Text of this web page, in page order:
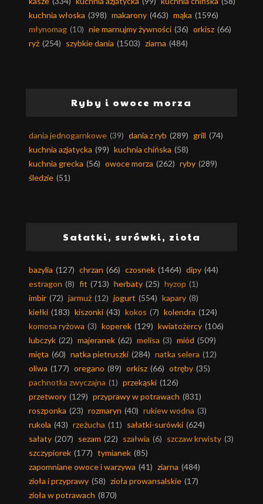
kuchnia włoska (398) makarony (463) mąka (1596)
młynomag (10) nie marnujmy żywności (36) orkisz (66)
ryż (254) szybkie dania (1503) ziarna (484)
Ryby i owoce morza
dania jednogarnkowe (39) dania z ryb (289) grill (74)
kuchnia azjatycka (99) kuchnia chińska (58)
kuchnia grecka (56) owoce morza (262) ryby (289)
śledzie (51)
Sałatki, surówki, zioła
bazylia (127) chrzan (66) czosnek (1464) dipy (44)
estragon (8) fit (713) herbaty (25) hyzop (1)
imbir (72) jarmuż (12) jogurt (554) kapary (8)
kiełki (183) kiszonki (43) kokos (7) kolendra (124)
komosa ryżowa (3) koperek (129) kwiatożercy (106)
lubczyk (22) majeranek (62) melisa (3) miód (509)
mięta (60) natka pietruszki (284) natka selera (12)
oliwa (177) oregano (89) orkisz (66) otręby (35)
pachnotka zwyczajna (1) przekąski (126)
przetwory (129) przyprawy w potrawach (831)
roszponka (23) rozmaryn (40) rukiew wodna (3)
rukola (43) rzeżucha (11) sałatki-surówki (624)
sałaty (207) sezam (22) szałwia (6) szczaw krwisty (3)
szczypiorek (177) tymianek (85)
zapomniane owoce i warzywa (41) ziarna (484)
zioła i przyprawy (58) zioła prowansalskie (17)
zioła w potrawach (870)